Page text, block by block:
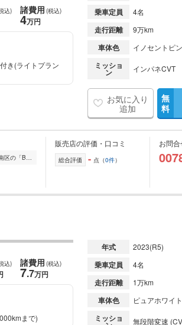
込) 諸費用 (税込)
4万円
き(ライトプラン
乗車定員 4名
走行距離 9万km
車体色 イノセントピ
ミッショ
ン インパネCVT
お気に入り
追加
無
料
■□■ BVCAR【ビーブイカー】です ■□■ 車検、自動車板金でお困りの方は 安佐南区の「BVCAR【ビーブイカー】」に! 安佐南区のBVCARは、車検・自動車板金の専門業者です。...
販売店の評価・口コミ
総合評価 - 点（0件）
お問合
込) 諸費用 (税込)
7.7万円
まで)
年式 2023(R5)
乗車定員 4名
走行距離 1万km
車体色 ピュアホワイ
ミッショ 無段階変速